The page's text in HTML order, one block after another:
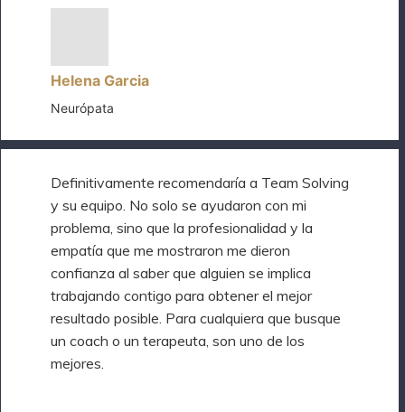
Helena Garcia
Neurópata
Definitivamente recomendaría a Team Solving
y su equipo. No solo se ayudaron con mi
problema, sino que la profesionalidad y la
empatía que me mostraron me dieron
confianza al saber que alguien se implica
trabajando contigo para obtener el mejor
resultado posible. Para cualquiera que busque
un coach o un terapeuta, son uno de los
mejores.